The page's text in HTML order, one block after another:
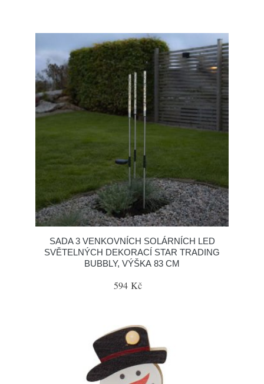
SADA 3 VENKOVNÍCH SOLÁRNÍCH LED
SVĚTELNÝCH DEKORACÍ STAR TRADING
BUBBLY, VÝŠKA 83 CM
594 Kč